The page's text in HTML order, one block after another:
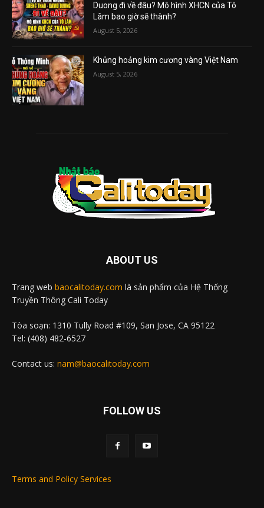
Duong đi về đâu? Mô hình XHCN của Tô
Lâm bao giờ sẽ thành?
August 5, 2026
Khủng hoảng kim cương vàng Việt Nam
August 5, 2026
ABOUT US
Trang web baocalitoday.com là sản phẩm của Hệ Thống
Truyền Thông Cali Today
Tòa soạn: 1310 Tully Road #109, San Jose, CA 95122
Tel: (408) 482-6527
Contact us: nam@baocalitoday.com
FOLLOW US
Terms and Policy Services